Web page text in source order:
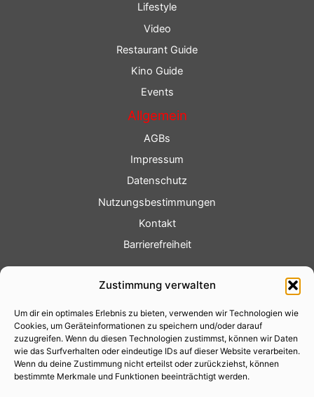
Zustimmung verwalten
Um dir ein optimales Erlebnis zu bieten, verwenden wir Technologien wie
Cookies, um Geräteinformationen zu speichern und/oder darauf
zuzugreifen. Wenn du diesen Technologien zustimmst, können wir Daten
wie das Surfverhalten oder eindeutige IDs auf dieser Website verarbeiten.
Wenn du deine Zustimmung nicht erteilst oder zurückziehst, können
bestimmte Merkmale und Funktionen beeinträchtigt werden.
Lifestyle
Video
Restaurant Guide
Kino Guide
Events
Allgemein
AGBs
Impressum
Datenschutz
Nutzungsbestimmungen
Kontakt
Barrierefreiheit
Fotoservice
Videoservice
Werbung
Contenterstellung
Lokalnachrichten